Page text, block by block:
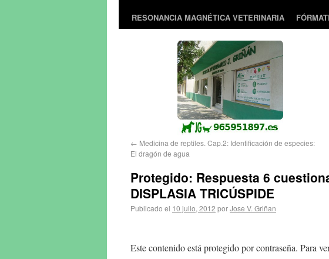
RESONANCIA MAGNÉTICA VETERINARIA
← Medicina de reptiles. Cap.2: Identificación de especies:
El dragón de agua
Protegido: Respuesta 6
DISPLASIA TRICÚSPIDE
Publicado el 10 julio, 2012 porJose V. Griñan
Este contenido está protegido por contraseña. Para